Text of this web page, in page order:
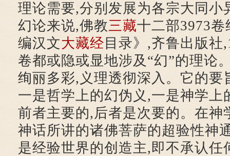
理论需要,分别发展为各宗大同小
幻论来说,佛教三藏十二部3973
编汉文大藏经 目录》,齐鲁出版社
卷都或隐或显地涉及“幻”的理论
绚丽多彩,义理透彻深入。它的要
一是哲学上的幻伪义,一是神学上
前者主要的,后者是次要的。在神
神话所讲的诸佛菩萨的超验性神
是经验世界的创造主,即不承认任